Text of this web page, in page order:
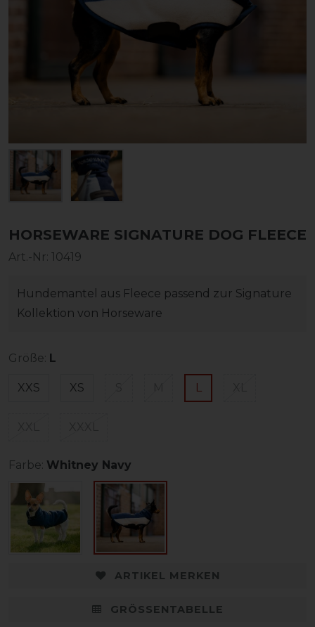
HORSEWARE SIGNATURE DOG FLEECE
Art.-Nr: 10419
Hundemantel aus Fleece passend zur Signature
Kollektion von Horseware
Größe: L
XXS XS L
Farbe: Whitney Navy
ARTIKEL MERKEN
GRÖSSENTABELLE